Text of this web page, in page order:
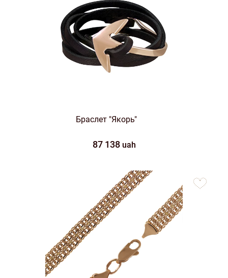
Браслет "Якорь"
87 138 uah
favorites